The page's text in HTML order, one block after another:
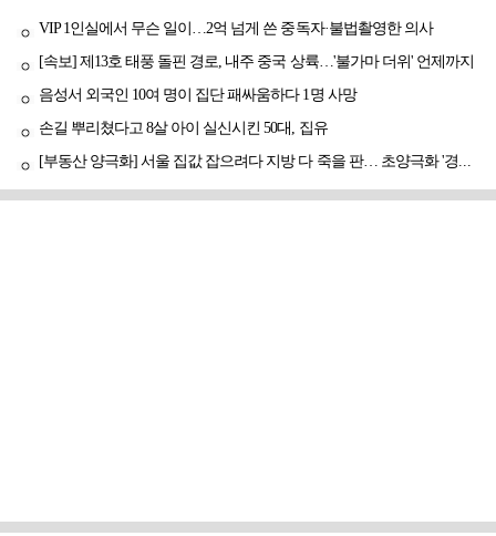
VIP 1인실에서 무슨 일이…2억 넘게 쓴 중독자·불법촬영한 의사
[속보] 제13호 태풍 돌핀 경로, 내주 중국 상륙…'불가마 더위' 언제까지
음성서 외국인 10여 명이 집단 패싸움하다 1명 사망
손길 뿌리쳤다고 8살 아이 실신시킨 50대, 집유
[부동산 양극화] 서울 집값 잡으려다 지방 다 죽을 판… 초양극화 '경고등'